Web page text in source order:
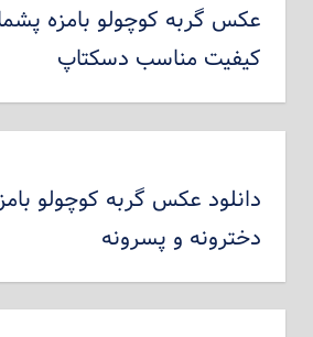
عکس گربه کوچولو بامزه
کیفیت مناسب دسکتاپ
دانلود عکس گربه کوچولو
دخترونه و پسرونه